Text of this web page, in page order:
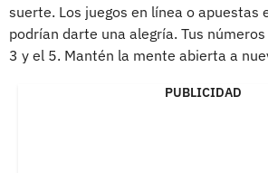
suerte. Los juegos en línea o apuestas
podrían darte una alegría. Tus
3 y el 5. Mantén la mente abierta a
PUBLICIDAD